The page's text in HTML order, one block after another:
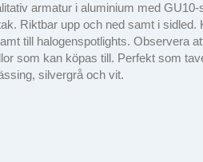
armatur i aluminium med
Riktbar upp och ned samt i
till halogenspotlights. Observera
som kan köpas till. Perfekt som
silvergrå och vit.